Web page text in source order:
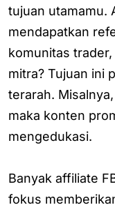
tujuan utamamu.
mendapatkan
komunitas
mitra? Tujuan ini
terarah.
maka konten
mengedukasi.
Banyak affiliate
fokus